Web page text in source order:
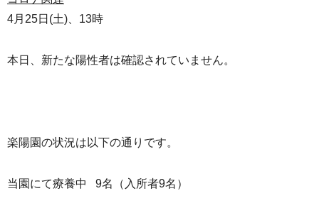
4月25日(土)、13時
本日、新たな陽性者は確認されていません。
楽陽園の状況は以下の通りです。
当園にて療養中 9名（入所者9名）